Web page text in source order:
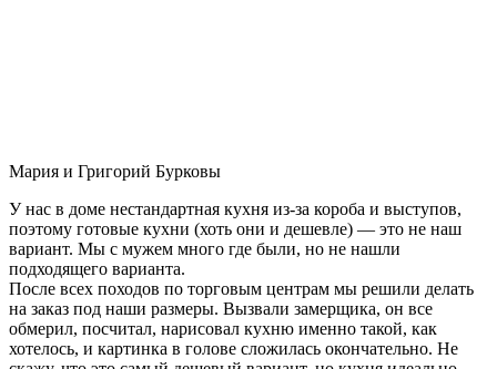
Мария и Григорий Бурковы
У нас в доме нестандартная кухня из-за короба и выступов,
поэтому готовые кухни (хоть они и дешевле) — это не наш
вариант. Мы с мужем много где были, но не нашли
подходящего варианта.
После всех походов по торговым центрам мы решили делать
на заказ под наши размеры. Вызвали замерщика, он все
обмерил, посчитал, нарисовал кухню именно такой, как
хотелось, и картинка в голове сложилась окончательно. Не